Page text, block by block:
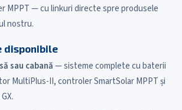
MPPT — cu linkuri directe spre produsele
nostru.
disponibile
sau cabană— sisteme complete cu baterii
MultiPlus-II, controler SmartSolar MPPT și